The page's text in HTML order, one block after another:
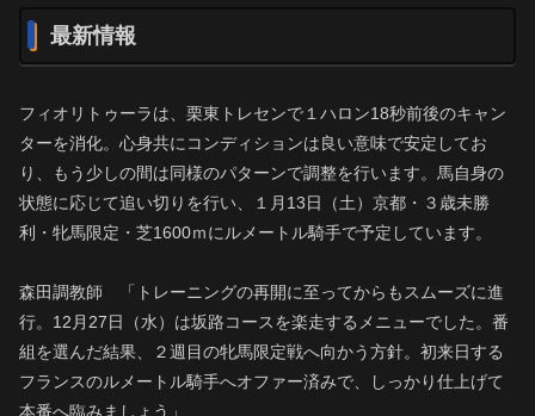
最新情報
フィオリトゥーラは、栗東トレセンで１ハロン18秒前後のキャン
ターを消化。心身共にコンディションは良い意味で安定してお
り、もう少しの間は同様のパターンで調整を行います。馬自身の
状態に応じて追い切りを行い、１月13日（土）京都・３歳未勝
利・牝馬限定・芝1600ｍにルメートル騎手で予定しています。
森田調教師 「トレーニングの再開に至ってからもスムーズに進
行。12月27日（水）は坂路コースを楽走するメニューでした。番
組を選んだ結果、２週目の牝馬限定戦へ向かう方針。初来日する
フランスのルメートル騎手へオファー済みで、しっかり仕上げて
本番へ臨みましょう」